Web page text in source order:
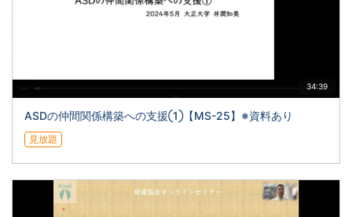
34:39
ASDの仲間関係構築への支援①【MS-25】※資料あり
見放題